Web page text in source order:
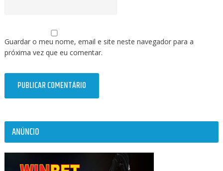
Guardar o meu nome, email e site neste navegador para a
próxima vez que eu comentar.
ANÚNCIO